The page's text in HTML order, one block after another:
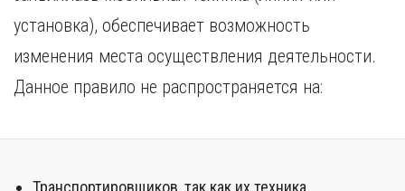
установка), обеспечивает возможность
изменения места осуществления деятельности.
Данное правило не распространяется на:
Транспортировщиков, так как их техника